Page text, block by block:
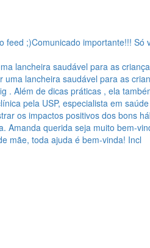
lancheira saudável para as criança
mãe, toda ajuda é bem-vinda! Incl